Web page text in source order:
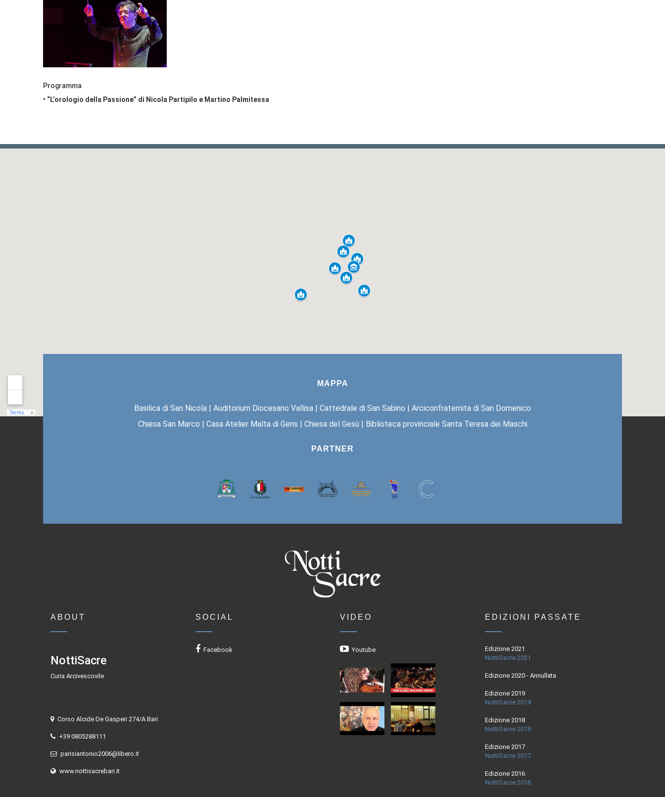
Programma
• “L’orologio della Passione” di Nicola Partipilo e Martino Palmitessa
MAPPA
Basilica di San Nicola Auditorium Diocesano Vallisa Cattedrale di San Sabino
Arciconfraternita di San Domenico
Chiesa San Marco
Casa Atelier Malta di Geris Chiesa del Gesù Biblioteca provinciale Santa Teresa dei Maschi
PARTNER
ABOUT
NottiSacre
Curia Arcivescovile
Corso Alcide De Gasperi 274/A Bari
+39 0805288111
parisiantonio2006@libero.it
www.nottisacrebari.it
SOCIAL
Facebook
VIDEO
Youtube
EDIZIONI PASSATE
Edizione 2021
NottiSacre 2021
Edizione 2020 - Annullata
Edizione 2019
NottiSacre 2019
Edizione 2018
NottiSacre 2018
Edizione 2017
NottiSacre 2017
Edizione 2016
NottiSacre 2016